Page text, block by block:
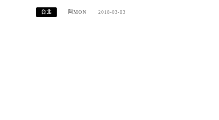
台北 阿MON 2018-03-03